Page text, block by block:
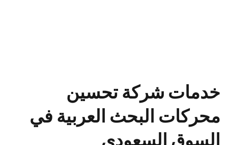
خدمات شركة تحسين
محركات البحث العربية في
السوق السعودي